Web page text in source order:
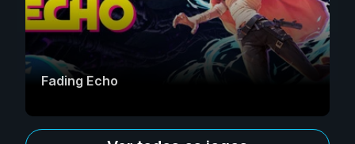
Fading Echo